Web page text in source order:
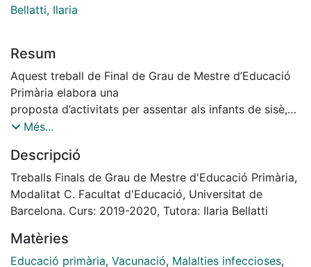
Bellatti, Ilaria
Resum
Aquest treball de Final de Grau de Mestre d’Educació
Primària elabora una
proposta d’activitats per assentar als infants de sisè,
els coneixements bàsics sobre les
El fet que aquesta proposta sigui
destinada als alumnes de sisè és perquè en aquest
curs, el personal sanitari els vacuna en
el propi centre eductiu. Per això s’aprofita aquest curs
sensibles en aquest tema i així l’aprenentatge resulta
ser més significatiu.
Més...
Descripció
Treballs Finals de Grau de Mestre d'Educació Primària,
Modalitat C. Facultat d'Educació, Universitat de
Barcelona. Curs: 2019-2020, Tutora: Ilaria Bellatti
Matèries
Educació primària, Vacunació, Malalties infeccioses,